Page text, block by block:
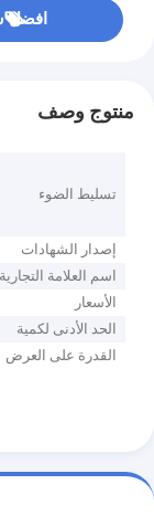
افضل
منتوج وصف
تسليط الضوء
إصدار الشهادات
اسم العلامة التجارية
الأسعار
الحد الأدنى لكمية
القدرة على العرض